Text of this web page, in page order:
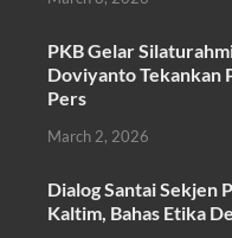
o
o
k
A
p
PKB Gelar
Doviyanto Tekankan
Pers
March 2, 2026
Dialog Santai Sekjen
Kaltim, Bahas Etika